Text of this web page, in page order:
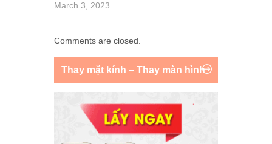
March 3, 2023
Comments are closed.
Thay mặt kính – Thay màn hình